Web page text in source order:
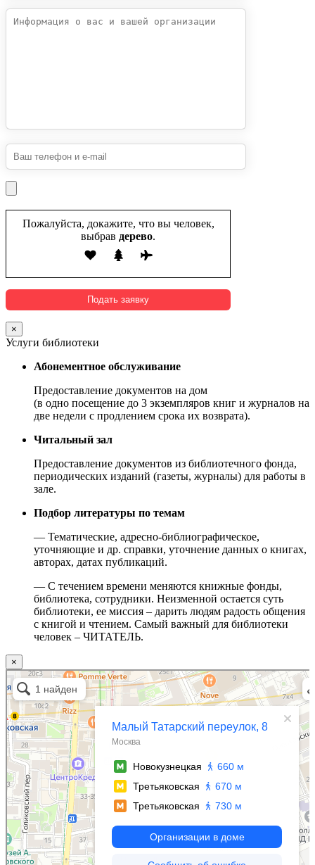
Пожалуйста, докажите, что вы человек,
выбрав дерево.
×
Услуги библиотеки
Абонементное обслуживание
Предоставление документов на дом
(в одно посещение до 3 экземпляров книг и журналов на
две недели с продлением срока их возврата).
Читальный зал
Предоставление документов из библиотечного фонда,
периодических изданий (газеты, журналы) для работы в
зале.
Подбор литературы по темам
— Тематические, адресно-библиографическое,
уточняющие и др. справки, уточнение данных о книгах,
авторах, датах публикаций.
— С течением времени меняются книжные фонды,
библиотека, сотрудники. Неизменной остается суть
библиотеки, ее миссия – дарить людям радость общения
с книгой и чтением. Самый важный для библиотеки
человек – ЧИТАТЕЛЬ.
×
Москва
Малый Татарский переулок, 8 на карте Москвы, ближайшее метро Новокузнецкая —
Яндекс.Карты